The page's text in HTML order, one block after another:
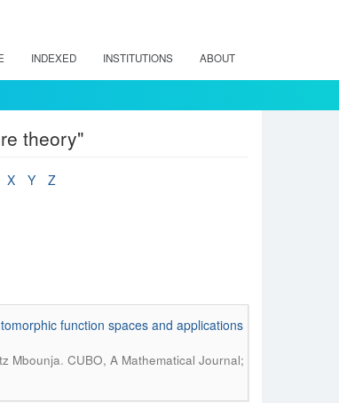
INDEXED INSTITUTIONS ABOUT
theory"
X Y
Z
function spaces and applications
Mbounja. CUBO, A Mathematical Journal;